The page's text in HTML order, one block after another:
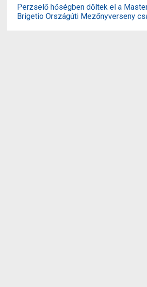
Perzselő hőségben dőltek el a
Brigetio Országúti Mezőnyverseny